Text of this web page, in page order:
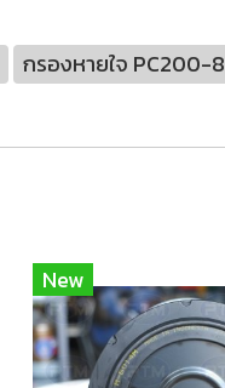
กรองหายใจ PC200-8
New